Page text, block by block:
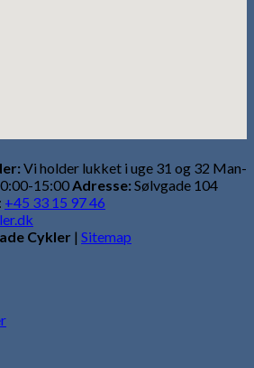
Vi holder lukket i uge 31 og 32 Man-
15:00Adresse:Sølvgade 104
: +45 33 15 97 46
Cykler | Sitemap